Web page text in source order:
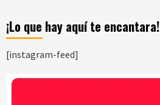
¡Lo que hay aquí te encantara!
[instagram-feed]